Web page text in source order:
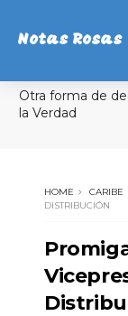
Notas Rosas
Otra forma de
la Verdad
HOME CARIBE
DISTRIBUCIÓN